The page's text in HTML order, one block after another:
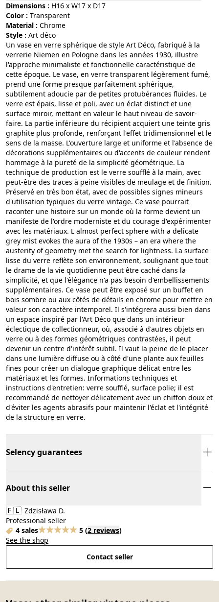
Dimensions : H16 x W17 x D17
Color :
transparent
Material :
chrome
Style :
art déco
Un vase en verre sphérique de style Art Déco, fabriqué à la
verrerie Niemen en Pologne dans les années 1930, illustre
l'approche minimaliste et fonctionnelle caractéristique de
cette époque. Le vase, en verre transparent légèrement fumé,
prend une forme presque parfaitement sphérique,
subtilement adoucie par de petites protubérances fluides. Le
verre est épais, lisse et poli, avec un éclat distinct et une
surface miroir, mettant en valeur le haut niveau de savoir-
faire. La partie inférieure du récipient acquiert une teinte gris
graphite plus profonde, renforçant l'effet tridimensionnel et le
sens de la masse. L'ouverture large et uniforme et l'absence de
décorations supplémentaires ou d'accents de couleur rendent
hommage à la pureté de la simplicité géométrique. La
technique de production est le verre soufflé à la main, avec
peut-être des traces à peine visibles de meulage et de finition.
Préservé en très bon état, avec de possibles signes mineurs
d'utilisation typiques du verre vintage. Ce vase pourrait
raconter une histoire sur un monde où la forme devient un
manifeste de l'ordre moderniste et du courage d'expérimenter
avec les matériaux. L almost perfect sphere with a delicate
grey mist evokes the aura of the 1930s – an era where the
austerity of geometry met the search for lightness. La surface
lisse du verre reflète son environnement, soulignant que tout
le drame de la vie quotidienne peut être caché dans la
simplicité, et que l'élégance n'a pas besoin d'embellissements
supplémentaires. Ce vase peut être exposé sur un buffet en
bois sombre ou aux côtés de détails en chrome pour mettre en
valeur son caractère intemporel. Il s'intégrera aussi bien dans
un espace inspiré par l'Art Déco que dans un intérieur
éclectique de collectionneur, où, associé à d'autres objets en
verre ou à des formes géométriques contrastées, il peut
devenir un centre d'intérêt subtil. Il vaut la peine de le placer
dans une lumière diffuse ou à côté d'une plante aux feuilles
fines pour créer un dialogue graphique délicat entre les
matériaux et les formes. Informations techniques et
instructions d'entretien: verre soufflé, surface polie; il est
recommandé de nettoyer délicatement avec un chiffon doux et
d'éviter les agents abrasifs pour maintenir l'éclat et l'intégrité
de la structure en verre.
Selency guarantees
About this seller
🇵🇱 Zdzisława D.
Professional seller
4 sales
5 (2 reviews)
See the shop
Contact seller